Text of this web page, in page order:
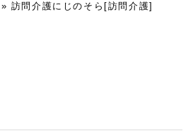
» 訪問介護にじのそら[訪問介護]